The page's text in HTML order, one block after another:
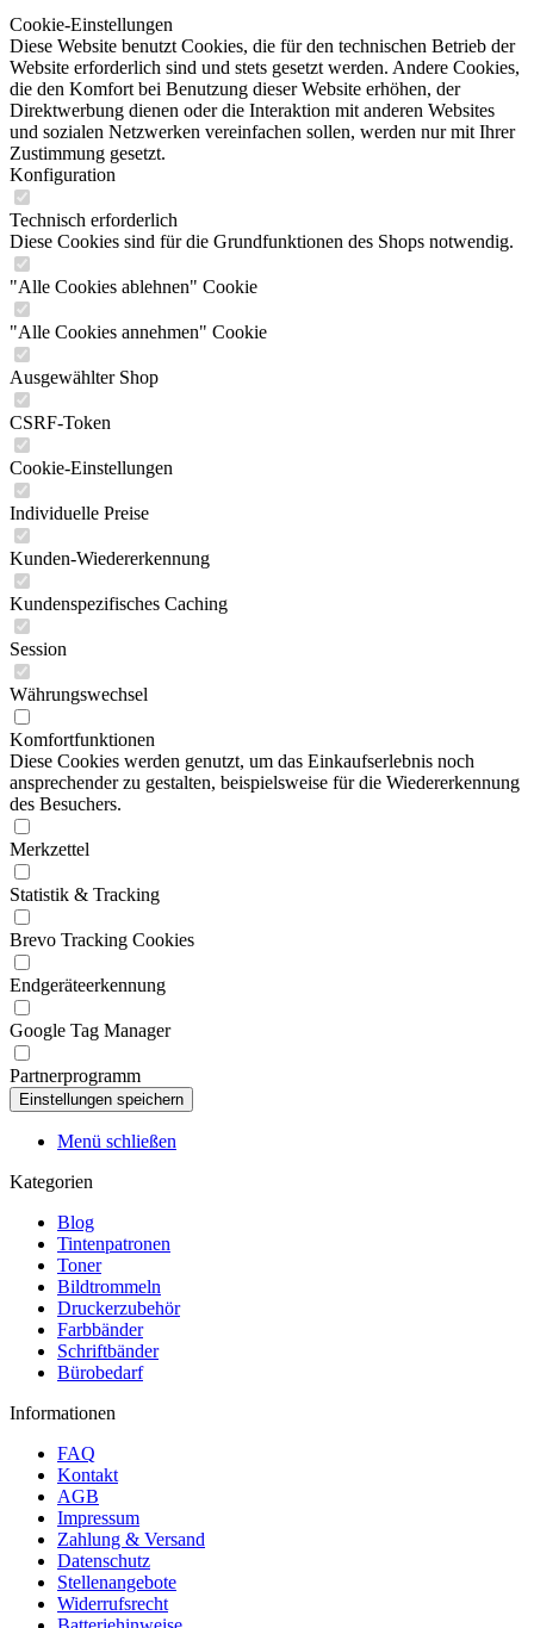
Cookie-Einstellungen
Diese Website benutzt Cookies, die für den technischen Betrieb der
Website erforderlich sind und stets gesetzt werden. Andere Cookies,
die den Komfort bei Benutzung dieser Website erhöhen, der
Direktwerbung dienen oder die Interaktion mit anderen Websites
und sozialen Netzwerken vereinfachen sollen, werden nur mit Ihrer
Zustimmung gesetzt.
Konfiguration
Technisch erforderlich
Diese Cookies sind für die Grundfunktionen des Shops notwendig.
"Alle Cookies ablehnen" Cookie
"Alle Cookies annehmen" Cookie
Ausgewählter Shop
CSRF-Token
Cookie-Einstellungen
Individuelle Preise
Kunden-Wiedererkennung
Kundenspezifisches Caching
Session
Währungswechsel
Komfortfunktionen
Diese Cookies werden genutzt, um das Einkaufserlebnis noch
ansprechender zu gestalten, beispielsweise für die Wiedererkennung
des Besuchers.
Merkzettel
Statistik & Tracking
Brevo Tracking Cookies
Endgeräteerkennung
Google Tag Manager
Partnerprogramm
Menü schließen
Kategorien
Blog
Tintenpatronen
Toner
Bildtrommeln
Druckerzubehör
Farbbänder
Schriftbänder
Bürobedarf
Informationen
FAQ
Kontakt
AGB
Impressum
Zahlung & Versand
Datenschutz
Stellenangebote
Widerrufsrecht